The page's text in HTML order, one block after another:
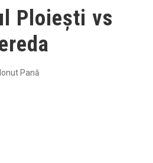
Ploiești vs
Ionut Pană